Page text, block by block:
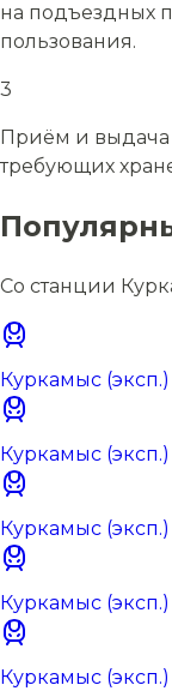
на подъездных
пользования.
3
Приём и выдача
требующих
Со станции
Куркамыс
Куркамыс
Куркамыс
Куркамыс
Куркамыс